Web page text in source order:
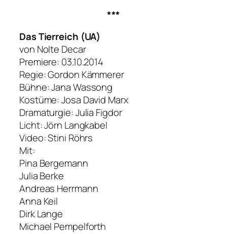
***
Das Tierreich (UA)
von Nolte Decar
Premiere: 03.10.2014
Regie: Gordon Kämmerer
Bühne: Jana Wassong
Kostüme: Josa David Marx
Dramaturgie: Julia Figdor
Licht: Jörn Langkabel
Video: Stini Röhrs
Mit:
Pina Bergemann
Julia Berke
Andreas Herrmann
Anna Keil
Dirk Lange
Michael Pempelforth